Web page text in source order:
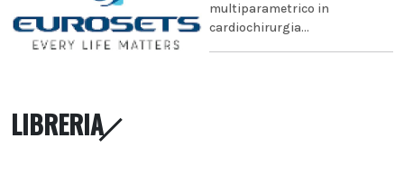
multiparametrico in
cardiochirurgia...
LIBRERIA